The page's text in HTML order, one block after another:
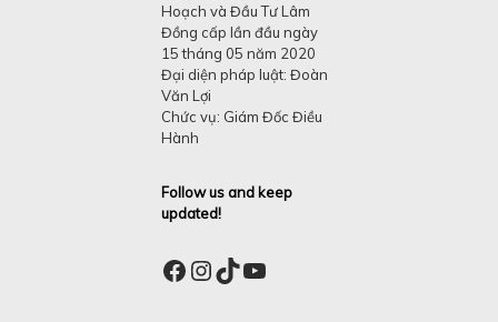
Hoạch và Đầu Tư Lâm
Đồng cấp lần đầu ngày
15 tháng 05 năm 2020
Đại diện pháp luật: Đoàn
Văn Lợi
Chức vụ: Giám Đốc Điều
Hành
Follow us and keep
updated!
Facebook
Instagram
TikTok
YouTube